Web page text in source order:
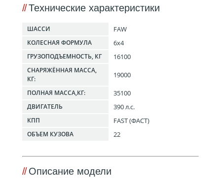
Технические характеристики
ШАССИ FAW
КОЛЕСНАЯ ФОРМУЛА 6x4
ГРУЗОПОДЪЕМНОСТЬ, КГ 16100
СНАРЯЖЁННАЯ МАССА,
КГ:
19000
ПОЛНАЯ МАССА,КГ: 35100
ДВИГАТЕЛЬ 390 л.с.
КПП FAST (ФАСТ)
ОБЪЕМ КУЗОВА 22
Описание модели